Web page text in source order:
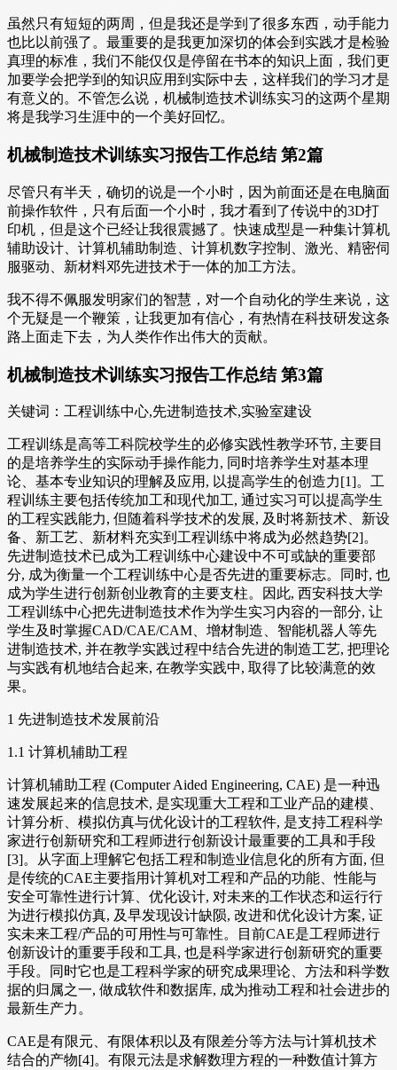
虽然只有短短的两周，但是我还是学到了很多东西，动手能力
也比以前强了。最重要的是我更加深切的体会到实践才是检验
真理的标准，我们不能仅仅是停留在书本的知识上面，我们更
加要学会把学到的知识应用到实际中去，这样我们的学习才是
有意义的。不管怎么说，机械制造技术训练实习的这两个星期
将是我学习生涯中的一个美好回忆。
机械制造技术训练实习报告工作总结 第2篇
尽管只有半天，确切的说是一个小时，因为前面还是在电脑面
前操作软件，只有后面一个小时，我才看到了传说中的3D打
印机，但是这个已经让我很震撼了。快速成型是一种集计算机
辅助设计、计算机辅助制造、计算机数字控制、激光、精密伺
服驱动、新材料邓先进技术于一体的加工方法。
我不得不佩服发明家们的智慧，对一个自动化的学生来说，这
个无疑是一个鞭策，让我更加有信心，有热情在科技研发这条
路上面走下去，为人类作作出伟大的贡献。
机械制造技术训练实习报告工作总结 第3篇
关键词：工程训练中心,先进制造技术,实验室建设
工程训练是高等工科院校学生的必修实践性教学环节, 主要目
的是培养学生的实际动手操作能力, 同时培养学生对基本理
论、基本专业知识的理解及应用, 以提高学生的创造力[1]。工
程训练主要包括传统加工和现代加工, 通过实习可以提高学生
的工程实践能力, 但随着科学技术的发展, 及时将新技术、新设
备、新工艺、新材料充实到工程训练中将成为必然趋势[2]。
先进制造技术已成为工程训练中心建设中不可或缺的重要部
分, 成为衡量一个工程训练中心是否先进的重要标志。同时, 也
成为学生进行创新创业教育的主要支柱。因此, 西安科技大学
工程训练中心把先进制造技术作为学生实习内容的一部分, 让
学生及时掌握CAD/CAE/CAM、增材制造、智能机器人等先
进制造技术, 并在教学实践过程中结合先进的制造工艺, 把理论
与实践有机地结合起来, 在教学实践中, 取得了比较满意的效
果。
1 先进制造技术发展前沿
1.1 计算机辅助工程
计算机辅助工程 (Computer Aided Engineering, CAE) 是一种迅
速发展起来的信息技术, 是实现重大工程和工业产品的建模、
计算分析、模拟仿真与优化设计的工程软件, 是支持工程科学
家进行创新研究和工程师进行创新设计最重要的工具和手段
[3]。从字面上理解它包括工程和制造业信息化的所有方面, 但
是传统的CAE主要指用计算机对工程和产品的功能、性能与
安全可靠性进行计算、优化设计, 对未来的工作状态和运行行
为进行模拟仿真, 及早发现设计缺陨, 改进和优化设计方案, 证
实未来工程/产品的可用性与可靠性。目前CAE是工程师进行
创新设计的重要手段和工具, 也是科学家进行创新研究的重要
手段。同时它也是工程科学家的研究成果理论、方法和科学数
据的归属之一, 做成软件和数据库, 成为推动工程和社会进步的
最新生产力。
CAE是有限元、有限体积以及有限差分等方法与计算机技术
结合的产物[4]。有限元法是求解数理方程的一种数值计算方